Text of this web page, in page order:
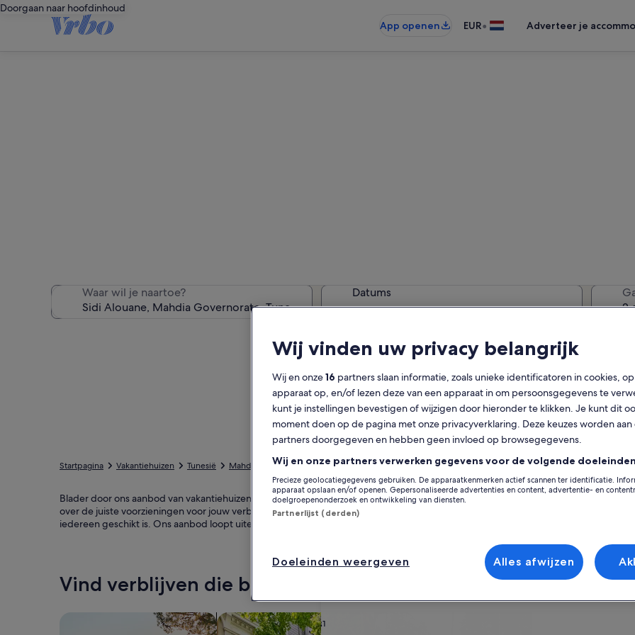
Doorgaan naar hoofdinhoud
App openen
EUR• Adverteer je
Waar wil je naartoe? Datums
Kalender
weergegeven
maanden
zijn
August
2026
September
2026.
augustus 2026
MaMaandag
DiDinsdag
WoWoensdag
DoDonderdag
VrVrijdag
ZaZaterdag
ZoZondag
1 2
3 4 5 6 7 8 9
17 18 19 20 23
31
MaMaandag
Di
1 2
7 8 9
21 22 23
2
Startpagina Vakantiehuizen Tunesië Mahdia Governorate Sidi Alouane
Blader door ons aanbod van vakantiehuizen in Sidi Alouane en vind de perfecte optie voor jouw reis. Of je nu reist met je
over de juiste voorzieningen voor jouw verblijf, zoals bijvoorbeeld een open haard en een wasmachine met droger. Wat je
iedereen geschikt is. Ons aanbod loopt uiteen van accommodaties waar roken niet is toegestaan tot opties met
Vind verblijven die bij je stijl passen
Zoeken naar huizen Zoeken naar flats/appartementen
Wij vinden uw privacy belangrijk
Wij en onze16 partners slaan informatie, zoals unieke identificatoren in cookies,
apparaat op, en/of lezen deze van een apparaat in om persoonsgegevens te
kunt je instellingen bevestigen of wijzigen door hieronder te klikken. Je kunt dit
moment doen op de pagina met onze privacyverklaring. Deze keuzes worden aan
partners doorgegeven en hebben geen invloed op browsegegevens.
Wij en onze partners verwerken gegevens voor de volgende
Precieze geolocatiegegevens gebruiken. De apparaatkenmerken actief scannen ter identificatie.
apparaat opslaan en/of openen. Gepersonaliseerde advertenties en content, advertentie- en
doelgroepenonderzoek en ontwikkeling van diensten.
Partnerlijst (derden)
Doeleinden weergeven Alles afwijzen